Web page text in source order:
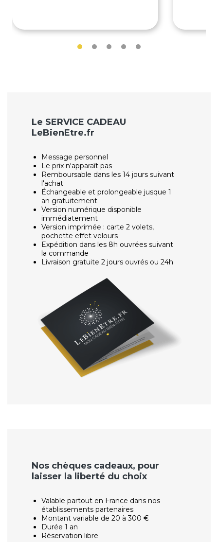
Le SERVICE CADEAU
LeBienEtre.fr
Message personnel
Le prix n'apparaît pas
Remboursable dans les 14 jours suivant
l'achat
Échangeable et prolongeable jusque 1
an gratuitement
Version numérique disponible
immédiatement
Version imprimée : carte 2 volets,
pochette effet velours
Expédition dans les 8h ouvrées suivant
la commande
Livraison gratuite 2 jours ouvrés ou 24h
Nos chèques cadeaux, pour
laisser la liberté du choix
Valable partout en France dans nos
établissements partenaires
Montant variable de 20 à 300 €
Durée 1 an
Réservation libre